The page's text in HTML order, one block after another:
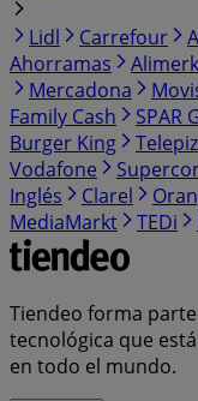
Lidl
Carrefour
Ahorramas
Mercadona
Family Cash
SPAR
Burger King
Vodafone
Inglés
Clarel
MediaMarkt
TEDi
Tiendeo forma
tecnológica que
en todo el mundo.